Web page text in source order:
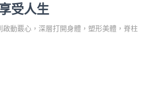
受人生
動覈心，深層打開身體，塑形美體，脊柱